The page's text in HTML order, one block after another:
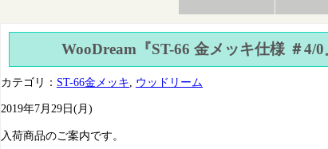
WooDream『ST-66 金メッキ仕様 ＃4/0
カテゴリ： ST-66金メッキ ウッドリーム
2019年7月29日(月)
入荷商品のご案内です。